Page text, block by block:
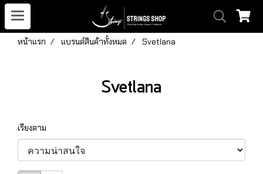
หน้าแรก แบรนด์สินค้าทั้งหมด Svetlana
Svetlana
เรียงตาม